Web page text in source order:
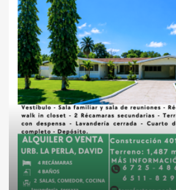
CasasInversionesLotes
residenciales